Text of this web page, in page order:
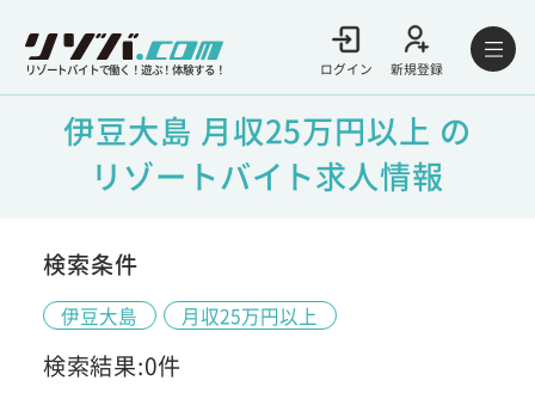
リゾートバイトで働く！遊ぶ！体験する！ ログイン 新規登録
伊豆大島 月収25万円以上 の
リゾートバイト求人情報
検索条件
伊豆大島 月収25万円以上
検索結果:0件